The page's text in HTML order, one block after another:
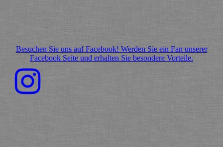
Besuchen Sie uns auf Facebook! Werden Sie ein Fan unserer
Facebook Seite und erhalten Sie besondere Vorteile.